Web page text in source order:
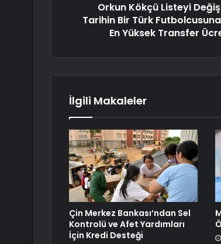
Orkun Kökçü Listeyi
Tarihin Bir Türk
En Yüksek Transfer
İlgili Makaleler
Çin Merkez Bankası’ndan Sel
Kontrolü ve Afet Yardımları
İçin Kredi Desteği